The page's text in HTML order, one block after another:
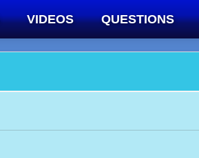
VIDEOS QUESTIONS